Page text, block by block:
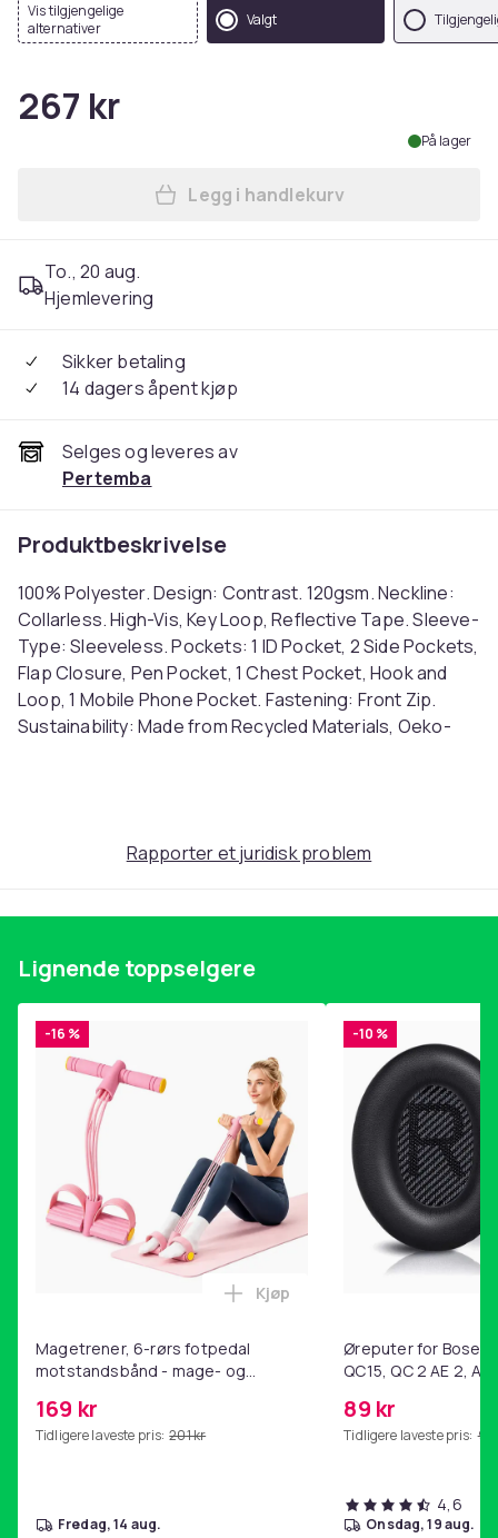
Vis tilgjengelige
alternativer
Valgt
267 kr
På lager
Legg Yoko Unisex Adult
Legg i handlekurv
To., 20 aug.
Hjemlevering
Sikker betaling
14 dagers åpent kjøp
Selges og leveres av
Pertemba
Produktbeskrivelse
100% Polyester. Design: Contrast. 120gsm. Neckline:
Collarless. High-Vis, Key Loop, Reflective Tape. Sleeve-
Type: Sleeveless. Pockets: 1 ID Pocket, 2 Side Pockets,
Flap Closure, Pen Pocket, 1 Chest Pocket, Hook and
Loop, 1 Mobile Phone Pocket. Fastening: Front Zip.
Sustainability: Made from Recycled Materials, Oeko-
Artikkel nr.
Produktsikkerhetsinformasjon
Rapporter et juridisk problem
Lignende toppselgere
-16 %
Magetrener, 6-rørs fotpedal
motstandsbånd - mage- og
hjemmegymnastikk Pink
169 kr
Tidligere laveste pris: 201 kr
Legg Magetrener, 6-rørs
Kjøp
fredag, 14 aug.
-10 %
Øreputer for Bose
QC15, QC 2 AE 2, AE
89 kr
Tidligere laveste pris: 99
4,6
onsdag, 19 aug.